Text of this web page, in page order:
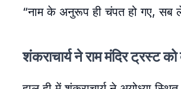
“नाम के अनुरूप ही चंपत हो गए, सब
शंकराचार्य ने राम मंदिर ट्रस्ट को